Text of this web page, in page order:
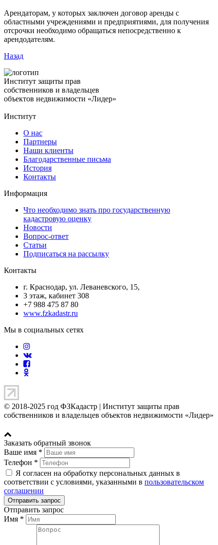
Арендаторам, у которых заключен договор аренды с
областными учреждениями и предприятиями, для получения
отсрочки необходимо обращаться непосредственно к
арендодателям.
Назад
Институт защиты прав
собственников и владельцев
объектов недвижимости «Лидер»
Институт
О нас
Партнеры
Наши клиенты
Благодарственные письма
История
Контакты
Информация
Что необходимо знать про государственную
кадастровую оценку
Новости
Вопрос-ответ
Статьи
Подписаться на рассылку
Контакты
г. Краснодар, ул. Леваневского, 15,
3 этаж, кабинет 308
+7 988 475 87 80
www.fzkadastr.ru
Мы в социальных сетях
© 2018-2025 год ФЗКадастр | Институт защиты прав
собственников и владельцев объектов недвижимости «Лидер»
Заказать обратный звонок
Ваше имя *
Телефон *
Я согласен на обработку персональных данных в
соответствии с условиями, указанными в пользовательском
соглашении
Отправить запрос
Имя *